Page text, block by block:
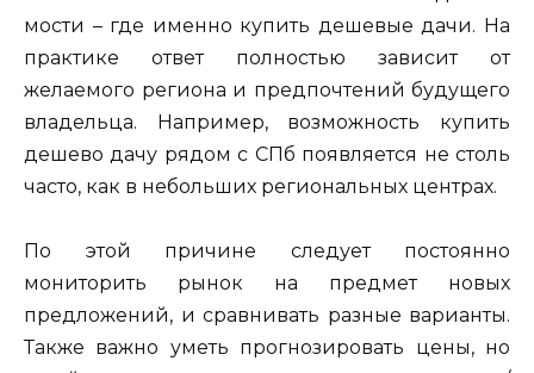
мости – где именно купить дешевые дачи. На
практике ответ полностью зависит от
желаемого региона и предпочтений будущего
владельца. Например, возможность купить
дешево дачу рядом с СПб появляется не столь
часто, как в небольших региональных центрах.
По этой причине следует постоянно
мониторить рынок на предмет новых
предложений, и сравнивать разные варианты.
Также важно уметь прогнозировать цены, но